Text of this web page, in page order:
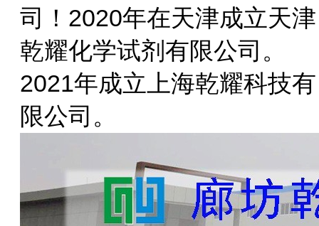
司！2020年在天津成立天津
乾耀化学试剂有限公司。
2021年成立上海乾耀科技有
限公司。